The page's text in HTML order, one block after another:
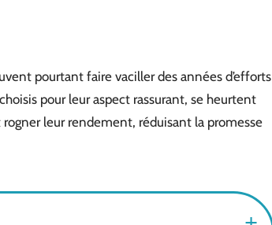
pourtant faire vaciller des années d’efforts
pour leur aspect rassurant, se heurtent
leur rendement, réduisant la promesse